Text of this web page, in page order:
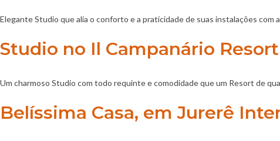
Elegante Studio que alia o conforto e a praticidade de suas instalações com
Studio no Il Campanário
Um charmoso Studio com todo requinte e comodidade que um Resort de
Belíssima Casa, em Jurerê